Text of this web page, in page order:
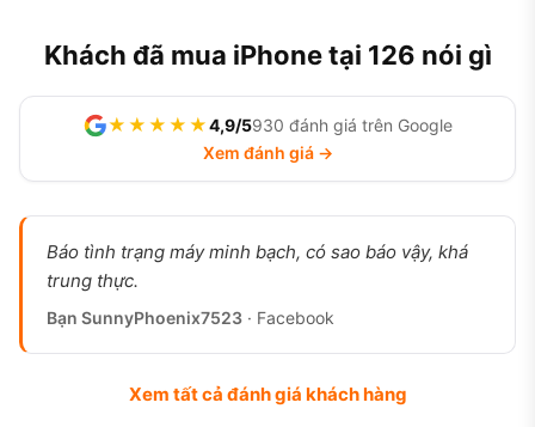
Khách đã mua iPhone tại 126 nói gì
★★★★★4,9/5930 đánh giá trên Google
Xem đánh giá →
Báo tình trạng máy minh bạch, có sao báo vậy, khá
trung thực.
Bạn SunnyPhoenix7523 · Facebook
Xem tất cả đánh giá khách hàng